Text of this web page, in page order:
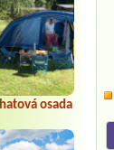
osada